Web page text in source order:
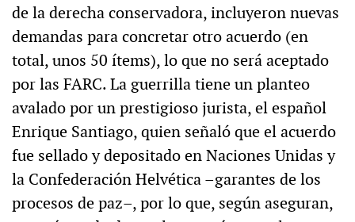
de la derecha conservadora, incluyeron nuevas
demandas para concretar otro acuerdo (en
total, unos 50 ítems), lo que no será aceptado
por las FARC. La guerrilla tiene un planteo
avalado por un prestigioso jurista, el español
Enrique Santiago, quien señaló que el acuerdo
fue sellado y depositado en Naciones Unidas y
la Confederación Helvética –garantes de los
procesos de paz–, por lo que, según aseguran,